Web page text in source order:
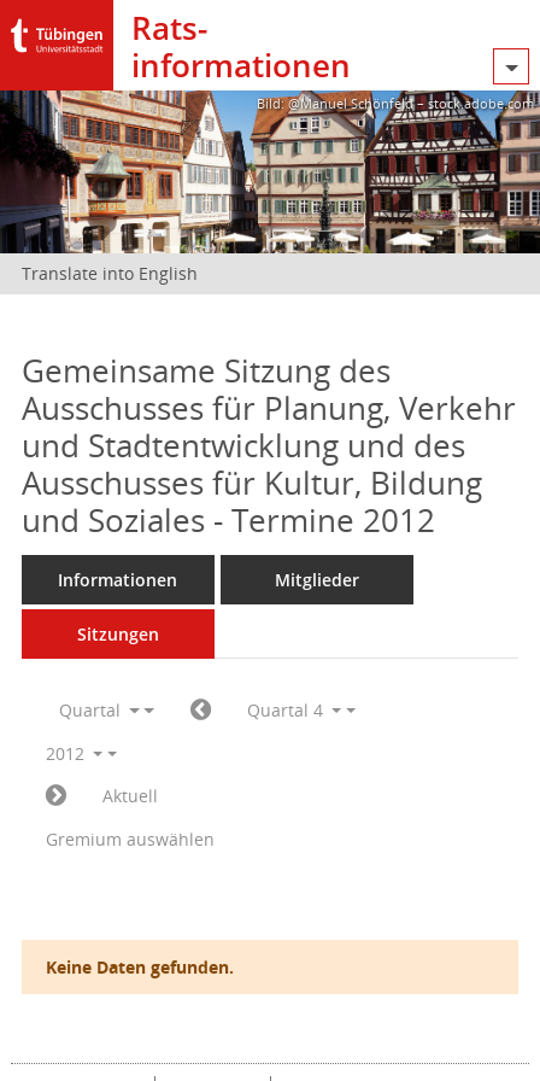
Rats­
informationen
Bild: @Manuel Schönfeld – stock.adobe.com
Translate into English
Gemeinsame Sitzung des
Ausschusses für Planung, Verkehr
und Stadtentwicklung und des
Ausschusses für Kultur, Bildung
und Soziales - Termine 2012
Informationen Mitglieder
Sitzungen
Quartal
Quartal 4
2012
Aktuell
Gremium auswählen
Keine Daten gefunden.